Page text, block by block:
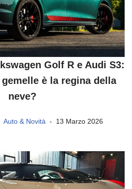
Golf R e Audi S3:
è la regina della
neve?
Auto & Novità 13 Marzo 2026